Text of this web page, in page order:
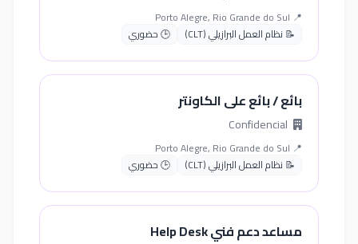
📍 Porto Alegre, Rio Grande do Sul
📝 نظام العمل البرازيلي (CLT)
🕒 حضوري
بائع / بائع على الكاونتر
📍 Porto Alegre, Rio Grande do Sul
📝 نظام العمل البرازيلي (CLT)
🕒 حضوري
مساعد دعم فني Help Desk